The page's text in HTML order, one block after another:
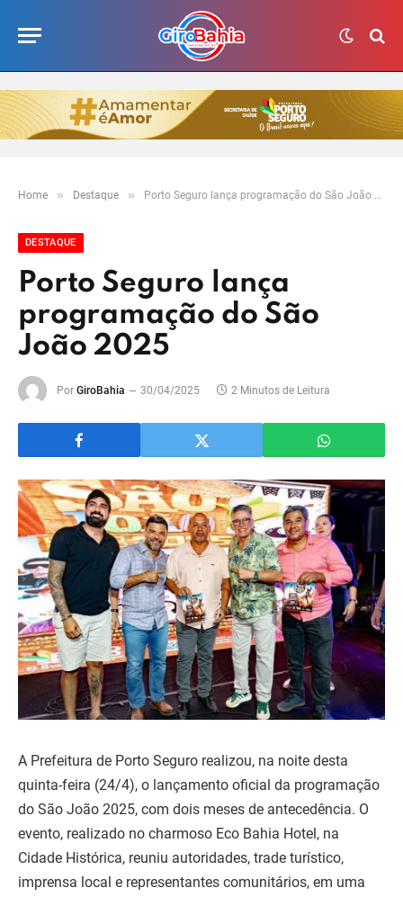
Home » Destaque » Porto Seguro lança programação do São João 2025
DESTAQUE
Porto Seguro lança
programação do São
João 2025
Por GiroBahia 30/04/2025 2 Minutos de Leitura
A Prefeitura de Porto Seguro realizou, na noite desta
quinta-feira (24/4), o lançamento oficial da programação
do São João 2025, com dois meses de antecedência. O
evento, realizado no charmoso Eco Bahia Hotel, na
Cidade Histórica, reuniu autoridades, trade turístico,
imprensa local e representantes comunitários, em uma